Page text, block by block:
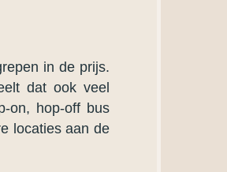
in de prijs.
dat ook veel
on, hop-off bus
locaties aan de